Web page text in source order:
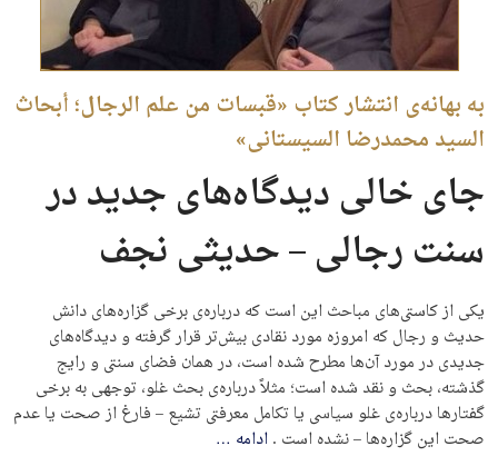
به بهانه‌ی انتشار کتاب «قبسات من علم الرجال؛ أبحاث
السید محمدرضا السیستانی»
جای خالی دیدگاه‌های جدید در
سنت رجالی – حدیثی نجف
یکی از کاستی‌های مباحث این است که درباره‌ی برخی گزاره‌های دانش
حدیث و رجال که امروزه مورد نقادی بیش‌تر قرار گرفته و دیدگاه‌های
جدیدی در مورد آن‌ها مطرح شده است، در همان فضای سنتی و رایج
گذشته، بحث و نقد شده است؛ مثلاً درباره‌ی بحث غلو، توجهی به برخی
گفتارها درباره‌ی غلو سیاسی یا تکامل معرفتی تشیع – فارغ از صحت یا عدم
صحت این گزاره‌ها – نشده است .ادامه …